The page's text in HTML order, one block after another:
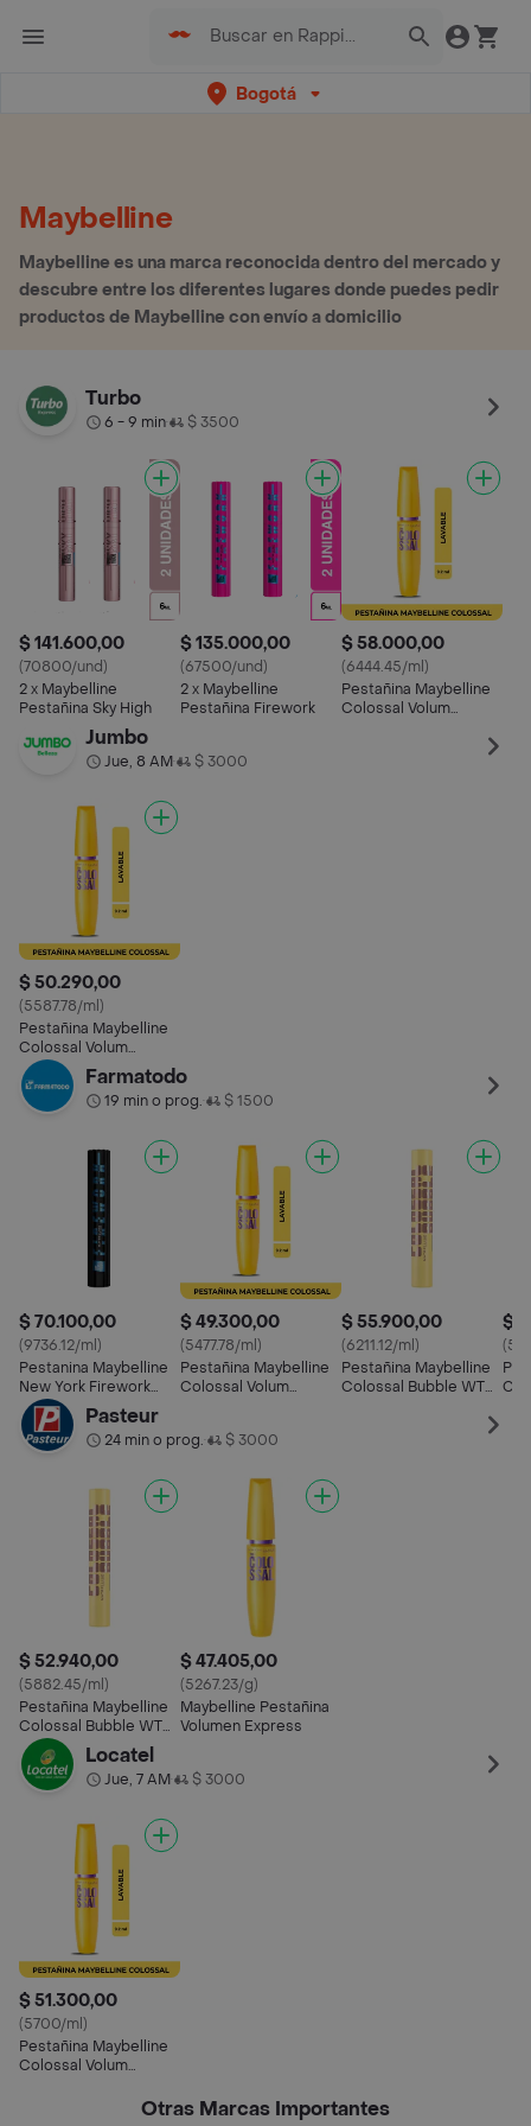
Bogotá
Maybelline
Maybelline es una marca reconocida dentro del mercado y
descubre entre los diferentes lugares donde puedes pedir
productos de Maybelline con envío a domicilio
Turbo
6 - 9 min• $ 3500
$ 141.600,00
(70800/und)
2 x Maybelline
Pestañina Sky High
$ 135.000,00
(67500/und)
2 x Maybelline
Pestañina Firework
$ 58.000,00
(6444.45/ml)
Pestañina Maybelline
Colossal Volum
Jumbo
Jue, 8 AM• $ 3000
$ 50.290,00
(5587.78/ml)
Pestañina Maybelline
Colossal Volum
Express Lavable 8 ml
Farmatodo
19 min o prog.• $ 1500
$ 70.100,00
(9736.12/ml)
Pestanina Maybelline
New York Firework
Electroblack a Prueba
de Agua
$ 49.300,00
(5477.78/ml)
Pestañina Maybelline
Colossal Volum
$ 55.900,00
(6211.12/ml)
Pestañina Maybelline
Colossal Bubble WTP
$
Pasteur
24 min o prog.• $ 3000
$ 52.940,00
(5882.45/ml)
Pestañina Maybelline
Colossal Bubble WTP
Very Black
$ 47.405,00
(5267.23/g)
Maybelline Pestañina
Volumen Express
Locatel
Jue, 7 AM• $ 3000
$ 51.300,00
(5700/ml)
Pestañina Maybelline
Colossal Volum
Otras Marcas Importantes